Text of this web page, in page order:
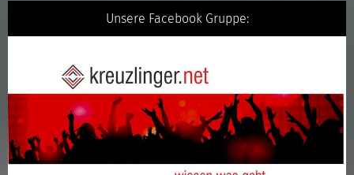
Unsere Facebook Gruppe: